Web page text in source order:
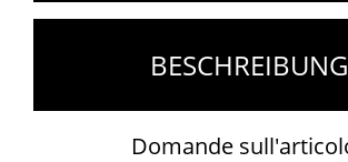
BESCHREIBUNG
Domande